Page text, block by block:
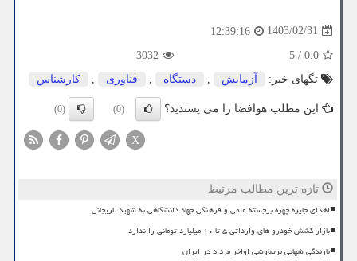
1403/02/31
12:39:16
0.0
/
5
3032
تگهای خبر:
آزمایش , دستگاه , فناوری , كارشناس
این مطلب هوافضا را می پسندید؟ (0)
(0)
X
تازه ترین مطالب مرتبط
اهدای جایزه چهره برجسته علمی و فرهنگی جهاد دانشگاهی به شهید لاریجانی
بازار کشش خودرو های وارداتی ۵ تا ۱۰ میلیارد تومانی را ندارد
بارندگی شهابی برساوشی اواخر مرداد در ایران